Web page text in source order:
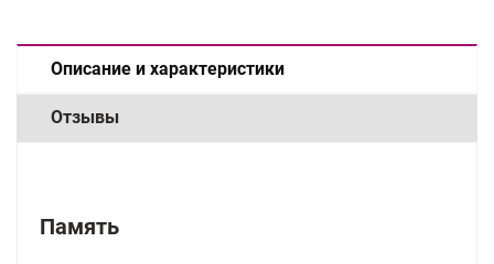
Описание и характеристики
Отзывы
Память